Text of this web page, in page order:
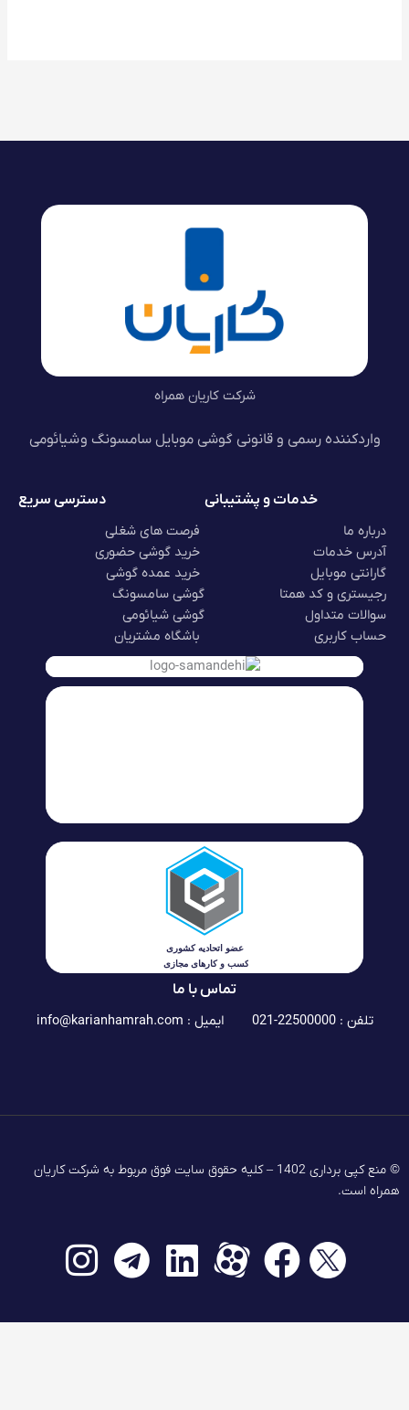
شرکت کاریان همراه
واردکننده رسمی و قانونی گوشی موبایل سامسونگ و شیائومی
خدمات و پشتیبانی
درباره ما
آدرس خدمات
گارانتی موبایل
رجیستری و کد همتا
سوالات متداول
حساب کاربری
دسترسی سریع
فرصت های شغلی
خرید گوشی حضوری
خرید عمده گوشی
گوشی سامسونگ
گوشی شیائومی
باشگاه مشتریان
تماس با ما
تلفن : 22500000-021 ایمیل : info@karianhamrah.com
© منع کپی برداری 1402 – کلیه حقوق سایت فوق مربوط به شرکت کاریان
همراه است.